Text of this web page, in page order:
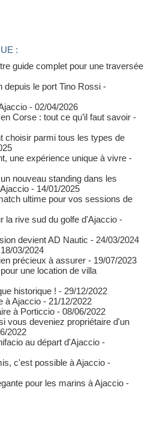
:
guide complet pour une traversée
depuis le port Tino Rossi -
- 02/04/2026
Corse : tout ce qu’il faut savoir -
choisir parmi tous les types de
une expérience unique à vivre -
nouveau standing dans les
- 14/01/2025
ultime pour vos sessions de
la rive sud du golfe d'Ajaccio -
devient AD Nautic - 24/03/2024
03/2024
précieux à assurer - 19/07/2023
une location de villa
historique ! - 29/12/2022
à Ajaccio - 21/12/2022
à Porticcio - 08/06/2022
vous deveniez propriétaire d'un
2022
au départ d'Ajaccio -
c'est possible à Ajaccio -
pour les marins à Ajaccio -